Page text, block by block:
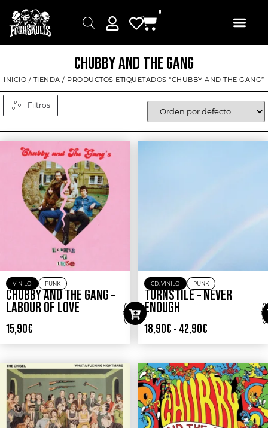
0
CHUBBY AND THE GANG
INICIO / TIENDA / PRODUCTOS ETIQUETADOS “CHUBBY AND THE GANG”
Filtros
VINILO PUNK
CHUBBY AND THE GANG –
LABOUR OF LOVE
15,90€
CD, VINILO PUNK
TURNSTILE – NEVER
ENOUGH
18,90€ - 42,90€